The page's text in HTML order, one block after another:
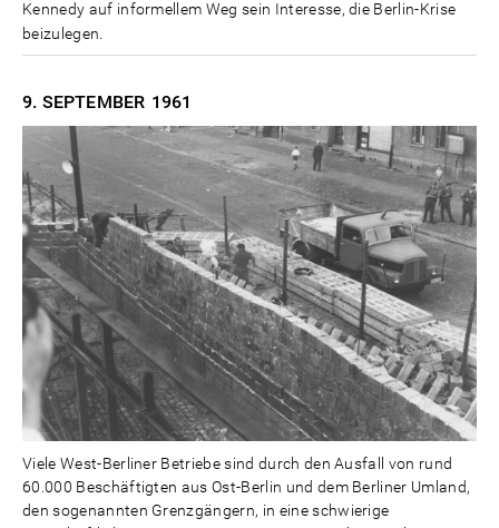
Kennedy auf informellem Weg sein Interesse, die Berlin-Krise
beizulegen.
9. SEPTEMBER 1961
Viele West-Berliner Betriebe sind durch den Ausfall von rund
60.000 Beschäftigten aus Ost-Berlin und dem Berliner Umland,
den sogenannten Grenzgängern, in eine schwierige